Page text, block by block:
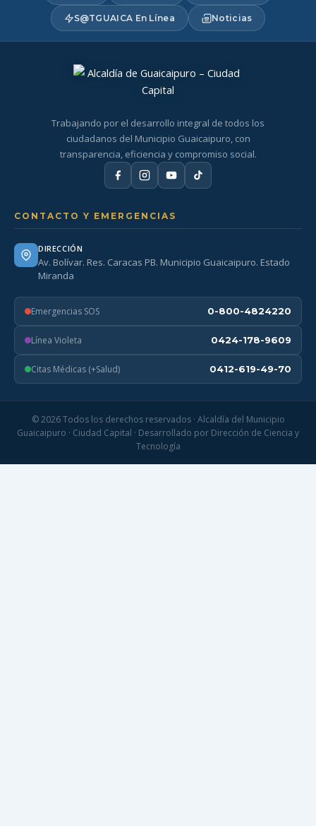
S@TGUAICA En Línea Noticias
Trabajando por el desarrollo integral de todos los
ciudadanos del Municipio Guaicaipuro, con
transparencia, eficiencia y compromiso social.
CONTACTO Y EMERGENCIAS
DIRECCIÓN
Av. Bolívar. Res. Caracas PB. Municipio Guaicaipuro. Estado
Miranda
Emergencias SOS 0-800-4824220
Línea Violeta 0424-178-9609
Citas Médicas (+Salud) 0412-619-49-70
© 2026 Todos los derechos reservados · Alcaldía del Municipio
Guaicaipuro · Ciudad Capital · Desarrollado por Dirección de Ciencia y
Tecnología